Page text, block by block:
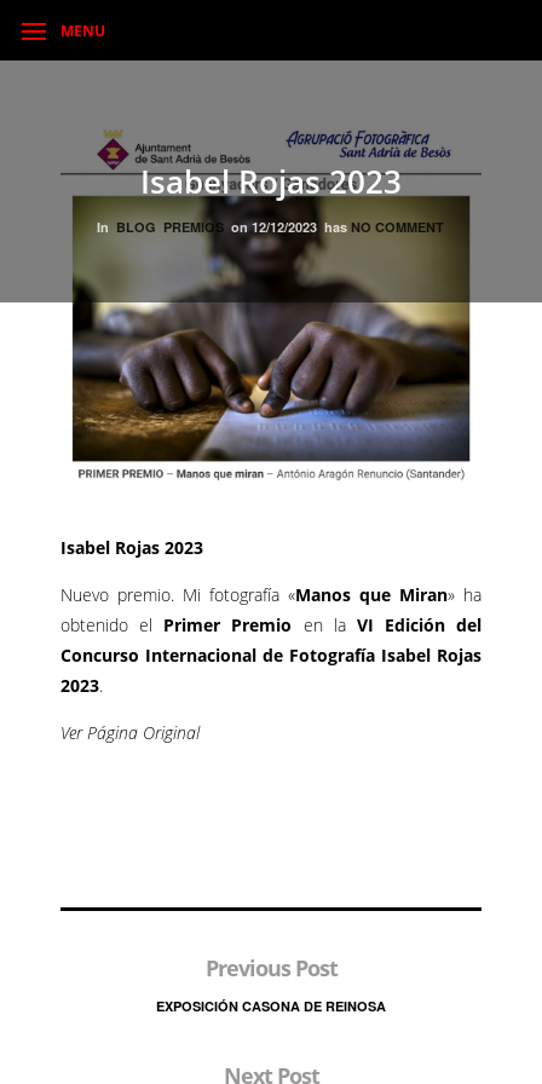
MENU
Isabel Rojas 2023
In BLOG PREMIOS on12/12/2023 has NO COMMENT
Isabel Rojas 2023
Nuevo premio. Mi fotografía «Manos que Miran» ha
obtenido el Primer Premio en la VI Edición del
Concurso Internacional de Fotografía Isabel Rojas
2023.
Ver Página Original
Previous Post
EXPOSICIÓN CASONA DE REINOSA
Next Post